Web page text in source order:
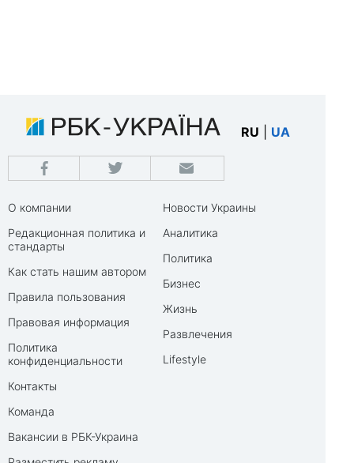
RU UA
О компании
Редакционная политика и
стандарты
Как стать нашим автором
Правила пользования
Правовая информация
Политика
конфиденциальности
Контакты
Команда
Вакансии в РБК-Украина
Новости Украины
Аналитика
Политика
Бизнес
Жизнь
Развлечения
Lifestyle